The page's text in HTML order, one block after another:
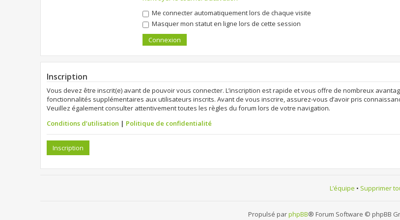
Me connecter automatiquement lors de chaque visite
Masquer mon statut en ligne lors de cette session
Inscription
Vous devez être inscrit(e) avant de pouvoir vous connecter. L’inscription est rapide et vous offre de nombreux
fonctionnalités supplémentaires aux utilisateurs inscrits. Avant de vous inscrire, assurez-vous d’avoir pris
Veuillez également consulter attentivement toutes les règles du forum lors de votre navigation.
Conditions d’utilisation | Politique de confidentialité
Inscription
L’équipe • Supprimer
Propulsé parphpBB® Forum Software © phpBB